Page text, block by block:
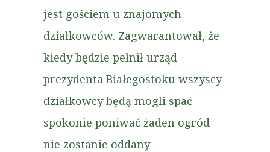
jest gościem u znajomych
działkowców. Zagwarantował, że
kiedy będzie pełnił urząd
prezydenta Białegostoku wszyscy
działkowcy będą mogli spać
spokonie poniwać żaden ogród
nie zostanie oddany